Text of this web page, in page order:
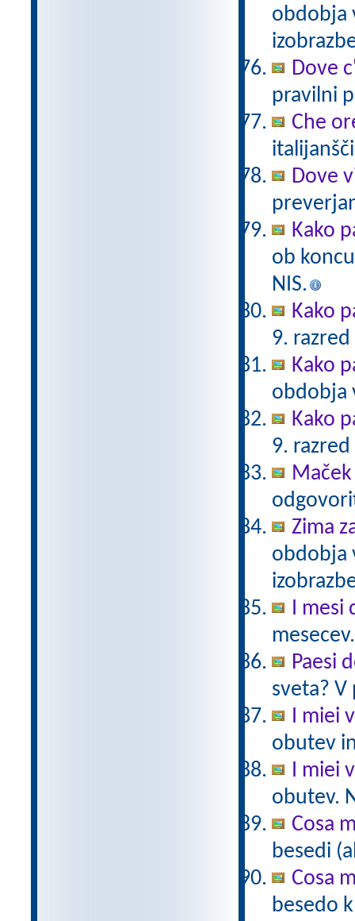
obdobja
Dove
pravilni
Che
Dove
Kako
ob
NIS.
Kako
9.
Kako
obdobja
Kako
9.
Zima
obdobja
I mesi
mesecev.
Paesi
sveta?
I miei
obutev
I miei
obutev.
Cosa
besedi
Cosa
besedo